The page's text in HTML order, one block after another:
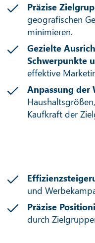
Präzise
geografischen
minimieren.
Gezielte
Schwerpunkte
effektive
Anpassung der
Kaufkraft der
und
Präzise
durch